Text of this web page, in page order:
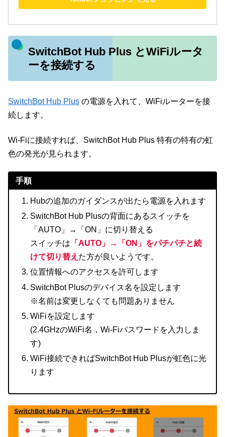
SwitchBot Hub Plus とWiFiルータ
ーを接続する
SwitchBot Hub Plus の電源を入れて、WiFiルーターを接
続します。
Wi-Fiに接続すれば、SwitchBot Hub Plus 特有の特有の虹
色の発光が見られます。
手順
Hubの追加のガイダンスが出たら電源を入れます
SwitchBot Hub Plusの背面にあるスイッチを
「AUTO」→「ON」に切り替える
スイッチは 「AUTO」→「ON」をパチパチと続
けて切り替え た方が良いようです。
位置情報へのアクセスを許可します
SwitchBot Plusのデバイス名を設定します
※名前は変更しなくても問題ありません
WiFiを設定します
(2.4GHzのWiFi名，Wi-Fiパスワードを入力しま
す)
WiFi接続できればSwitchBot Hub Plusが虹色に光
ります